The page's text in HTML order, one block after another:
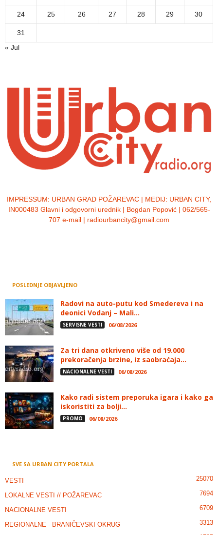
24 25 26 27 28 29 30
31
« Jul
IMPRESSUM: URBAN GRAD POŽAREVAC | MEDIJ: URBAN CITY,
IN000483 Glavni i odgovorni urednik | Bogdan Popović | 062/565-
707 e-mail | radiourbancity@gmail.com
POSLEDNJE OBJAVLJENO
Radovi na auto-putu kod Smedereva i na
deonici Vodanj – Mali...
SERVISNE VESTI 06/08/2026
Za tri dana otkriveno više od 19.000
prekoračenja brzine, iz saobraćaja...
NACIONALNE VESTI 06/08/2026
Kako radi sistem preporuka igara i kako ga
iskoristiti za bolji...
PROMO 06/08/2026
SVE SA URBAN CITY PORTALA
VESTI 25070
LOKALNE VESTI // POŽAREVAC 7694
NACIONALNE VESTI 6709
REGIONALNE - BRANIČEVSKI OKRUG
3313